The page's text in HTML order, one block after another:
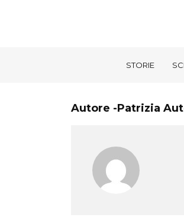
STORIE
Autore -Patrizia